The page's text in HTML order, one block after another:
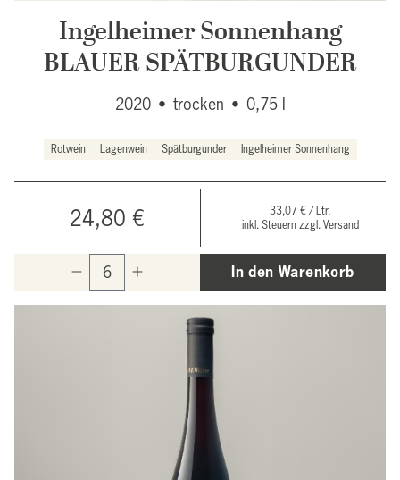
Ingelheimer Sonnenhang
BLAUER SPÄTBURGUNDER
2020 • trocken • 0,75 l
Rotwein Lagenwein Spätburgunder Ingelheimer Sonnenhang
24,80 €
33,07 € / Ltr.
inkl. Steuern zzgl. Versand
In den Warenkorb